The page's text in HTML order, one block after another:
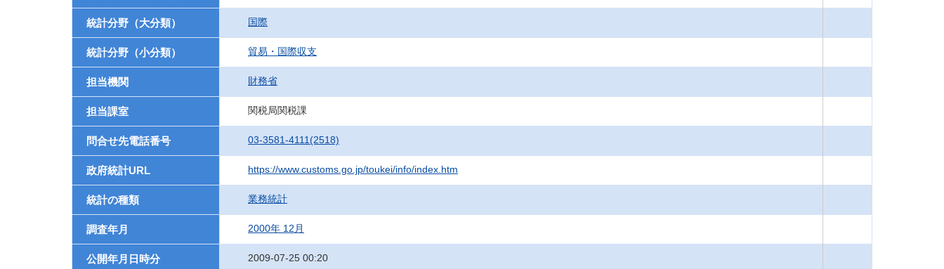
統計分野（大分類） 国際
統計分野（小分類） 貿易・国際収支
担当機関 財務省
担当課室 関税局関税課
問合せ先電話番号 03-3581-4111(2518)
政府統計URL https://www.customs.go.jp/toukei/info/index.htm
統計の種類 業務統計
調査年月 2000年 12月
公開年月日時分 2009-07-25 00:20